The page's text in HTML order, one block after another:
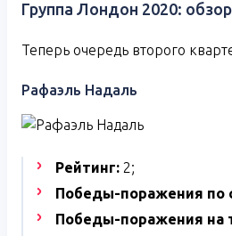
Группа Лондон 2020:
Теперь очередь второго
Рафаэль Надаль
Рейтинг: 2;
Победы-поражения по
Победы-поражения на